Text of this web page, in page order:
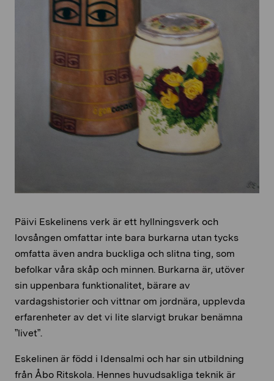
Päivi Eskelinens verk är ett hyllningsverk och
lovsången omfattar inte bara burkarna utan tycks
omfatta även andra buckliga och slitna ting, som
befolkar våra skåp och minnen. Burkarna är, utöver
sin uppenbara funktionalitet, bärare av
vardagshistorier och vittnar om jordnära, upplevda
erfarenheter av det vi lite slarvigt brukar benämna
”livet”.
Eskelinen är född i Idensalmi och har sin utbildning
från Åbo Ritskola. Hennes huvudsakliga teknik är